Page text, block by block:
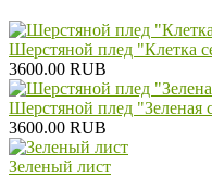
Шерстяной плед "Клетка
3600.00 RUB
Шерстяной плед "Зеленая
3600.00 RUB
Зеленый лист